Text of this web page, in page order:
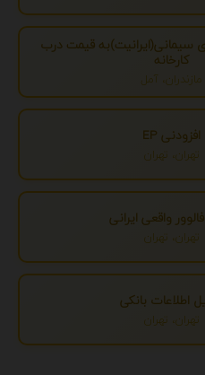
قیمت درب
کارخانه
مازندران، آمل
افزودنی EP
تهران، تهران
واقعی ایرانی
تهران، تهران
اطلاعات بانکی
تهران، تهران